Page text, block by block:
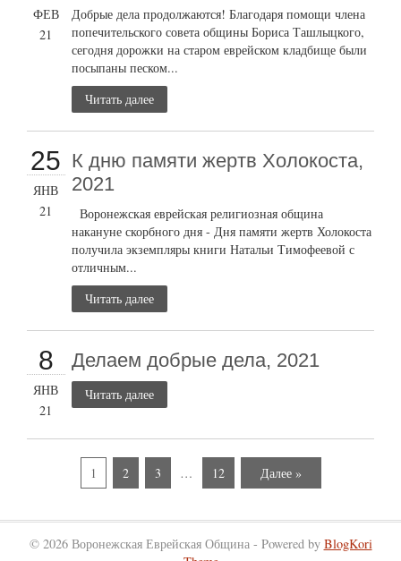
ФЕВ
21
Добрые дела продолжаются! Благодаря помощи члена
попечительского совета общины Бориса Ташлыцкого,
сегодня дорожки на старом еврейском кладбище были
посыпаны песком...
Читать далее
25
ЯНВ
21
К дню памяти жертв Холокоста,
2021
Воронежская еврейская религиозная община
накануне скорбного дня - Дня памяти жертв Холокоста
получила экземпляры книги Натальи Тимофеевой с
отличным...
Читать далее
8
ЯНВ
21
Делаем добрые дела, 2021
Читать далее
1 2 3 … 12 Далее »
© 2026 Воронежская Еврейская Община - Powered by BlogKori